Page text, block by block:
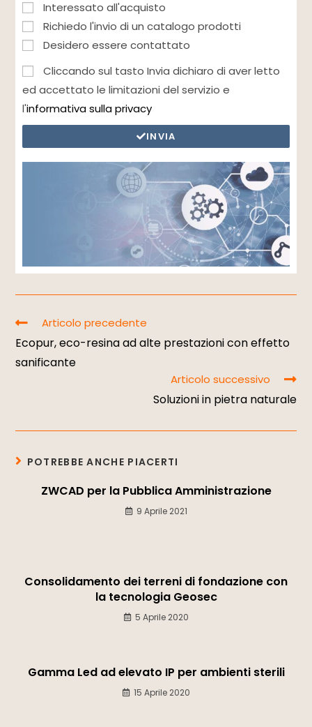
Interessato all'acquisto
Richiedo l'invio di un catalogo prodotti
Desidero essere contattato
Cliccando sul tasto Invia dichiaro di aver letto
ed accettato le limitazioni del servizio e
l'informativa sulla privacy
INVIA
Articolo precedente
Ecopur, eco-resina ad alte prestazioni con effetto
sanificante
Articolo successivo
Soluzioni in pietra naturale
POTREBBE ANCHE PIACERTI
ZWCAD per la Pubblica Amministrazione
9 Aprile 2021
Consolidamento dei terreni di fondazione con
la tecnologia Geosec
5 Aprile 2020
Gamma Led ad elevato IP per ambienti sterili
15 Aprile 2020